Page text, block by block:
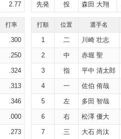
2.77
打率
.300
.250
.324
.313
.346
.000
.273
先発 投 森田 大翔
打順 位置 選手名
1 二 川崎 壮志
2 中 赤堀 聖
3 指 平中 清太郎
4 一 佐伯 侑哉
5 左 多田 智哉
6 右 松澤 優大
7 三 大石 尚汰